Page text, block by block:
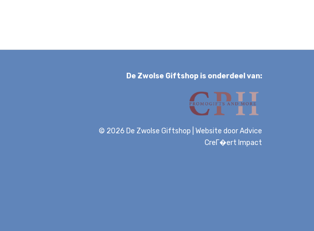
De Zwolse Giftshop is onderdeel van:
© 2026 De Zwolse Giftshop Website doorAdvice
CreГ�ert Impact